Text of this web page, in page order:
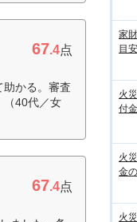
67.4点
かる。審査
（40代／女
67.4点
家
目
火
付
火
金
火